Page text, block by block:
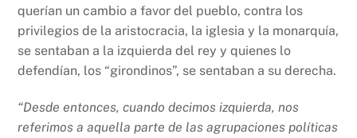
querían un cambio a favor del pueblo, contra los
privilegios de la aristocracia, la iglesia y la monarquía,
se sentaban a la izquierda del rey y quienes lo
defendían, los “girondinos”, se sentaban a su derecha.
“Desde entonces, cuando decimos izquierda, nos
referimos a aquella parte de las agrupaciones políticas